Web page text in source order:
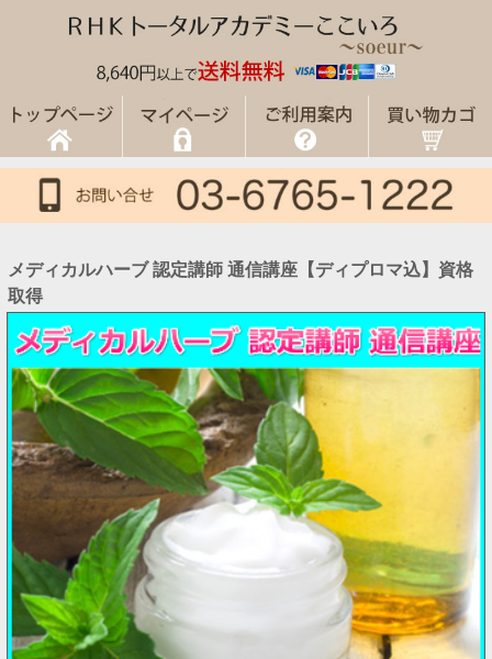
メディカルハーブ 認定講師 通信講座【ディプロマ込】資格
取得